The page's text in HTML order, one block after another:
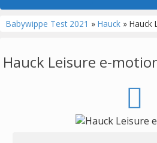
Babywippe Test 2021 » Hauck » Hauck
Hauck Leisure e-